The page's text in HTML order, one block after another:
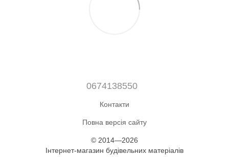
0674138550
Контакти
Повна версія сайту
© 2014—2026
Інтернет-магазин будівельних матеріалів